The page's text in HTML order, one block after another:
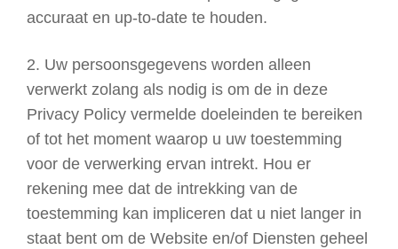
accuraat en up-to-date te houden.
2. Uw persoonsgegevens worden alleen
verwerkt zolang als nodig is om de in deze
Privacy Policy vermelde doeleinden te bereiken
of tot het moment waarop u uw toestemming
voor de verwerking ervan intrekt. Hou er
rekening mee dat de intrekking van de
toestemming kan impliceren dat u niet langer in
staat bent om de Website en/of Diensten geheel